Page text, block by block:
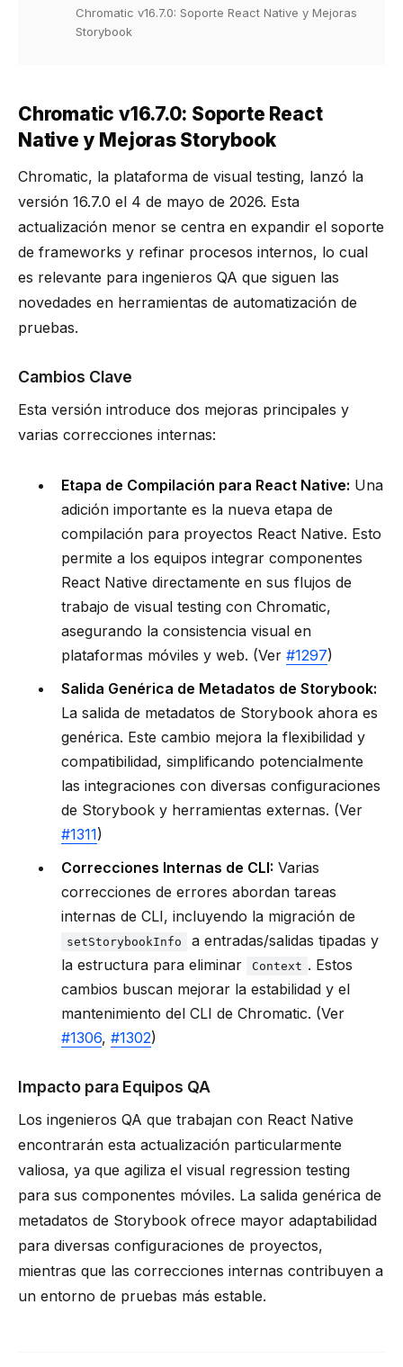
Chromatic v16.7.0: Soporte React Native y Mejoras
Storybook
Chromatic v16.7.0: Soporte React
Native y Mejoras Storybook
Chromatic, la plataforma de visual testing, lanzó la
versión 16.7.0 el 4 de mayo de 2026. Esta
actualización menor se centra en expandir el soporte
de frameworks y refinar procesos internos, lo cual
es relevante para ingenieros QA que siguen las
novedades en herramientas de automatización de
pruebas.
Cambios Clave
Esta versión introduce dos mejoras principales y
varias correcciones internas:
Etapa de Compilación para React Native: Una
adición importante es la nueva etapa de
compilación para proyectos React Native. Esto
permite a los equipos integrar componentes
React Native directamente en sus flujos de
trabajo de visual testing con Chromatic,
asegurando la consistencia visual en
plataformas móviles y web. (Ver #1297)
Salida Genérica de Metadatos de Storybook:
La salida de metadatos de Storybook ahora es
genérica. Este cambio mejora la flexibilidad y
compatibilidad, simplificando potencialmente
las integraciones con diversas configuraciones
de Storybook y herramientas externas. (Ver
#1311)
Correcciones Internas de CLI: Varias
correcciones de errores abordan tareas
internas de CLI, incluyendo la migración de
setStorybookInfo
a entradas/salidas tipadas y
la estructura para eliminar
Context . Estos
cambios buscan mejorar la estabilidad y el
mantenimiento del CLI de Chromatic. (Ver
#1306, #1302)
Impacto para Equipos QA
Los ingenieros QA que trabajan con React Native
encontrarán esta actualización particularmente
valiosa, ya que agiliza el visual regression testing
para sus componentes móviles. La salida genérica de
metadatos de Storybook ofrece mayor adaptabilidad
para diversas configuraciones de proyectos,
mientras que las correcciones internas contribuyen a
un entorno de pruebas más estable.